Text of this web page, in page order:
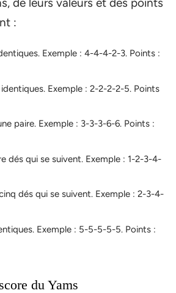
:
Exemple : 4-4-4-2-3. Points :
Exemple : 2-2-2-2-5. Points
paire. Exemple : 3-3-3-6-6. Points :
dés qui se suivent. Exemple : 1-2-3-4-
dés qui se suivent. Exemple : 2-3-4-
Exemple : 5-5-5-5-5. Points :
du Yams